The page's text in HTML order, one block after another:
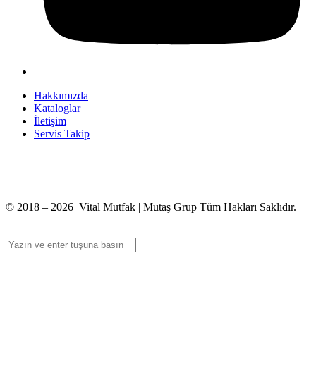
Hakkımızda
Kataloglar
İletişim
Servis Takip
© 2018 – 2026 Vital Mutfak | Mutaş Grup Tüm Hakları Saklıdır.